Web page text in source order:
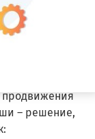
продвижения
– решение,